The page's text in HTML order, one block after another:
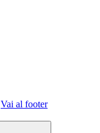
Vai al footer